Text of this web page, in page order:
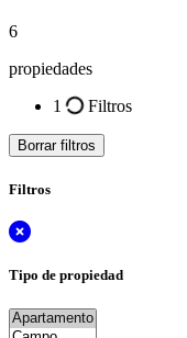
6
propiedades
1
Filtros
Borrar filtros
Filtros
Tipo de propiedad